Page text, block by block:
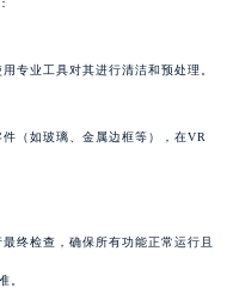
专业工具对其进行清洁和预处理。
（如玻璃、金属边框等），在VR
终检查，确保所有功能正常运行且
。